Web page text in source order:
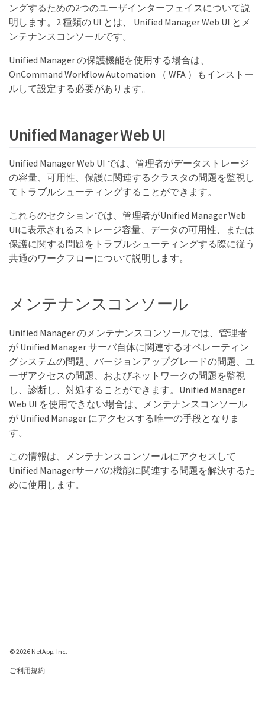
ングするための2つのユーザインターフェイスについて説
明します。2 種類の UI とは、 Unified Manager Web UI とメ
ンテナンスコンソールです。
Unified Manager の保護機能を使用する場合は、
OnCommand Workflow Automation （ WFA ）もインストー
ルして設定する必要があります。
Unified Manager Web UI
Unified Manager Web UI では、管理者がデータストレージ
の容量、可用性、保護に関連するクラスタの問題を監視し
てトラブルシューティングすることができます。
これらのセクションでは、管理者がUnified Manager Web
UIに表示されるストレージ容量、データの可用性、または
保護に関する問題をトラブルシューティングする際に従う
共通のワークフローについて説明します。
メンテナンスコンソール
Unified Manager のメンテナンスコンソールでは、管理者
が Unified Manager サーバ自体に関連するオペレーティン
グシステムの問題、バージョンアップグレードの問題、ユ
ーザアクセスの問題、およびネットワークの問題を監視
し、診断し、対処することができます。Unified Manager
Web UI を使用できない場合は、メンテナンスコンソール
が Unified Manager にアクセスする唯一の手段となりま
す。
この情報は、メンテナンスコンソールにアクセスして
Unified Managerサーバの機能に関連する問題を解決するた
めに使用します。
© 2026 NetApp, Inc.
ご利用規約